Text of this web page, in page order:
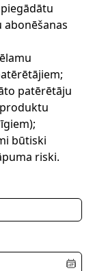
patērētāju
būtiski
riski.